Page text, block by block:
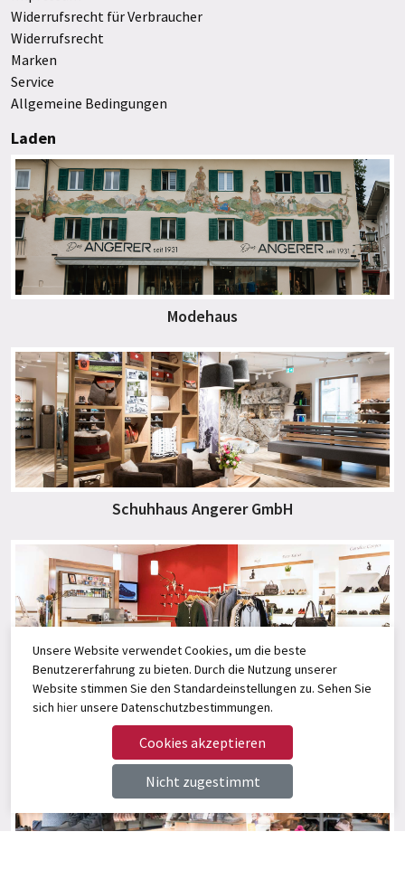
Widerrufsrecht für Verbraucher
Widerrufsrecht
Marken
Service
Allgemeine Bedingungen
Laden
Modehaus
Schuhhaus Angerer GmbH
Angerer Select
Unsere Website verwendet Cookies, um die beste
Benutzererfahrung zu bieten. Durch die Nutzung unserer
Website stimmen Sie den Standardeinstellungen zu. Sehen Sie
sich hierunsere Datenschutzbestimmungen.